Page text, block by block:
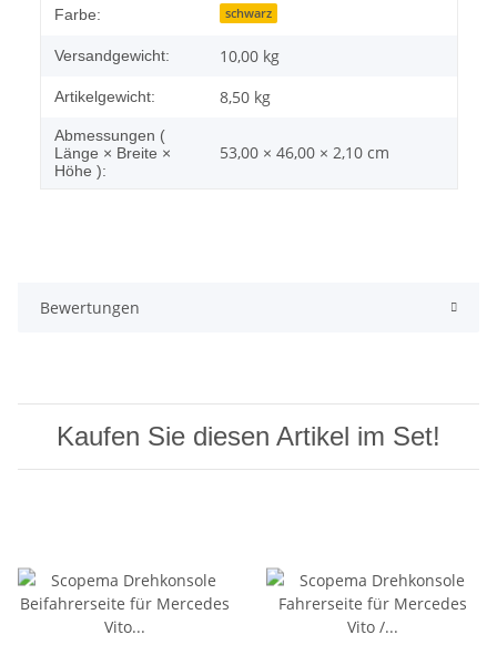
Produkteigenschaft
Wert
Farbe: schwarz
Versandgewicht: 10,00 kg
Artikelgewicht: 8,50 kg
Abmessungen (
Länge × Breite ×
Höhe ):
53,00 × 46,00 × 2,10 cm
Bewertungen
Kaufen Sie diesen Artikel im Set!